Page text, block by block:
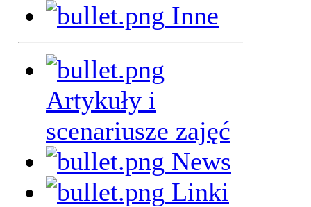
Inne
Artykuły i
scenariusze zajęć
News
Linki